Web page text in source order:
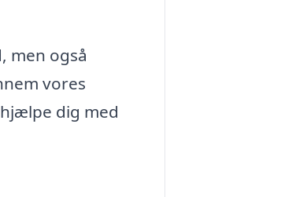
men også
vores
dig med